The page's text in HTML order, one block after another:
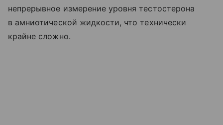
непрерывное измерение уровня тестостерона
в амниотической жидкости, что технически
крайне сложно.